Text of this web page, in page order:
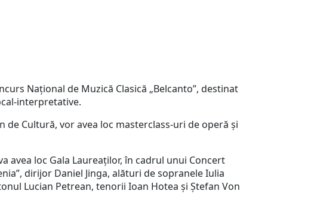
Național de Muzică Clasică „Belcanto”, destinat
interpretative.
Cultură, vor avea loc masterclass-uri de operă și
avea loc Gala Laureaților, în cadrul unui Concert
dirijor Daniel Jinga, alături de sopranele Iulia
Lucian Petrean, tenorii Ioan Hotea și Ștefan Von